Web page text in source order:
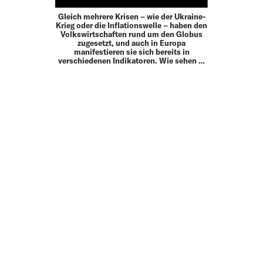
Gleich mehrere Krisen – wie der Ukraine-
Krieg oder die Inflationswelle – haben den
Volkswirtschaften rund um den Globus
zugesetzt, und auch in Europa
manifestieren sie sich bereits in
verschiedenen Indikatoren. Wie sehen …